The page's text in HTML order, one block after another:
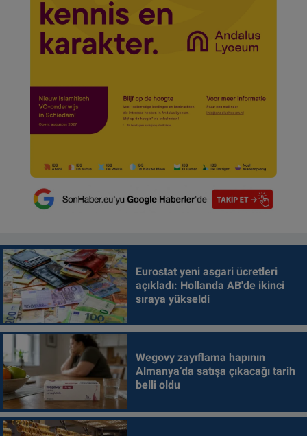
Eurostat yeni asgari ücretleri
açıkladı: Hollanda AB'de ikinci
sıraya yükseldi
Wegovy zayıflama hapının
Almanya’da satışa çıkacağı tarih
belli oldu